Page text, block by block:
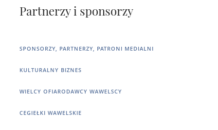
Partnerzy i sponsorzy
SPONSORZY, PARTNERZY, PATRONI MEDIALNI
KULTURALNY BIZNES
WIELCY OFIARODAWCY WAWELSCY
CEGIEŁKI WAWELSKIE